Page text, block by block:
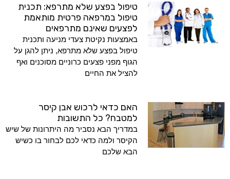
טיפול בפצע שלא מתרפא: תכנית
טיפול במרפאה פרטית מותאמת
לפצעים שאינם מתרפאים
באמצעות נקיטת צעדי מניעה ותכנית
טיפול בפצע שלא מתרפא, ניתן להגן על
הגוף מפני פצעים כרוניים מסוכנים ואף
להציל את החיים
האם כדאי לרכוש אבן קיסר
למטבח? כל התשובות
במדריך הבא נסביר מה היתרונות של שיש
הקיסר ולמה כדאי לכם לבחור בו כשיש
הבא שלכם